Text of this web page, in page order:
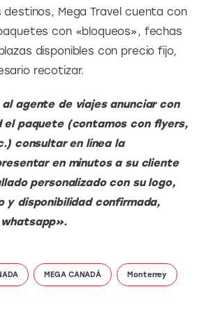
destinos, Mega Travel cuenta con
con «bloqueos», fechas
disponibles con precio fijo,
recotizar.
agente de viajes anunciar con
el paquete (contamos con flyers,
consultar en línea la
en minutos a su cliente
personalizado con su logo,
y disponibilidad confirmada,
whatsapp».
MEGA CANADÁ Monterrey